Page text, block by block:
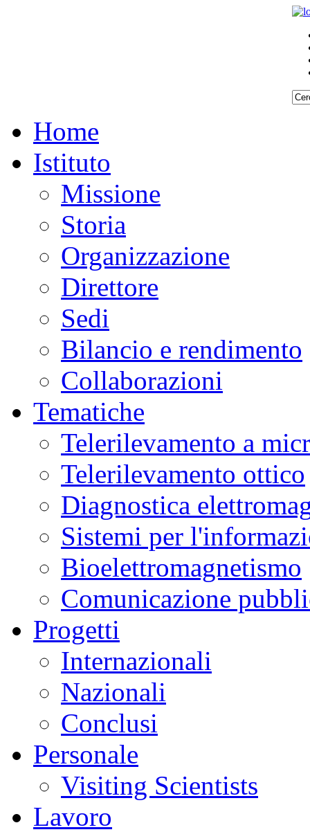
Home
Istituto
Missione
Storia
Organizzazione
Direttore
Sedi
Bilancio e rendimento
Collaborazioni
Tematiche
Telerilevamento a
Telerilevamento ottico
Diagnostica
Sistemi per
Bioelettromagnetismo
Comunicazione
Progetti
Internazionali
Nazionali
Conclusi
Personale
Visiting Scientists
Lavoro